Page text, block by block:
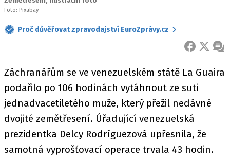
Foto: Pixabay
Proč důvěřovat zpravodajství EuroZprávy.cz
FACEBOOK
X
Záchranářům se ve venezuelském státě La Guaira
podařilo po 106 hodinách vytáhnout ze suti
jednadvacetiletého muže, který přežil nedávné
dvojité zemětřesení. Úřadující venezuelská
prezidentka Delcy Rodríguezová upřesnila, že
samotná vyprošťovací operace trvala 43 hodin.